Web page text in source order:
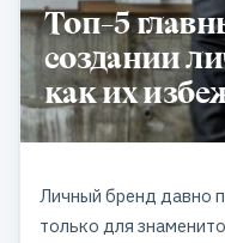
Топ-5
создании
как их
Личный бренд давно
только для